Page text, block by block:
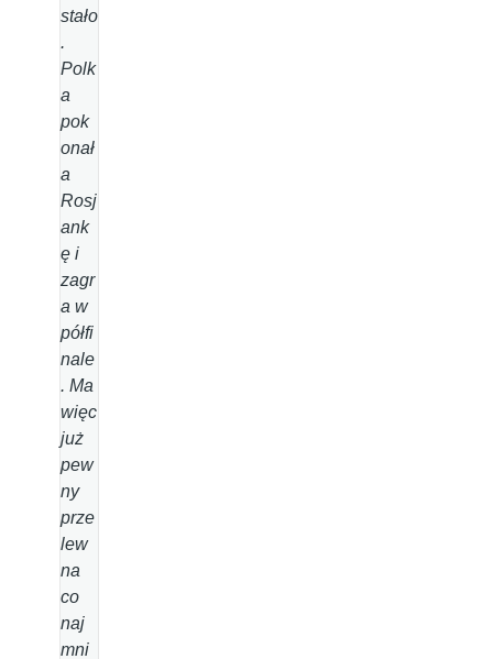
stało
.
Polk
a
pok
onał
a
Rosj
ank
ę i
zagr
a w
półfi
nale
. Ma
więc
już
pew
ny
prze
lew
na
co
naj
mni